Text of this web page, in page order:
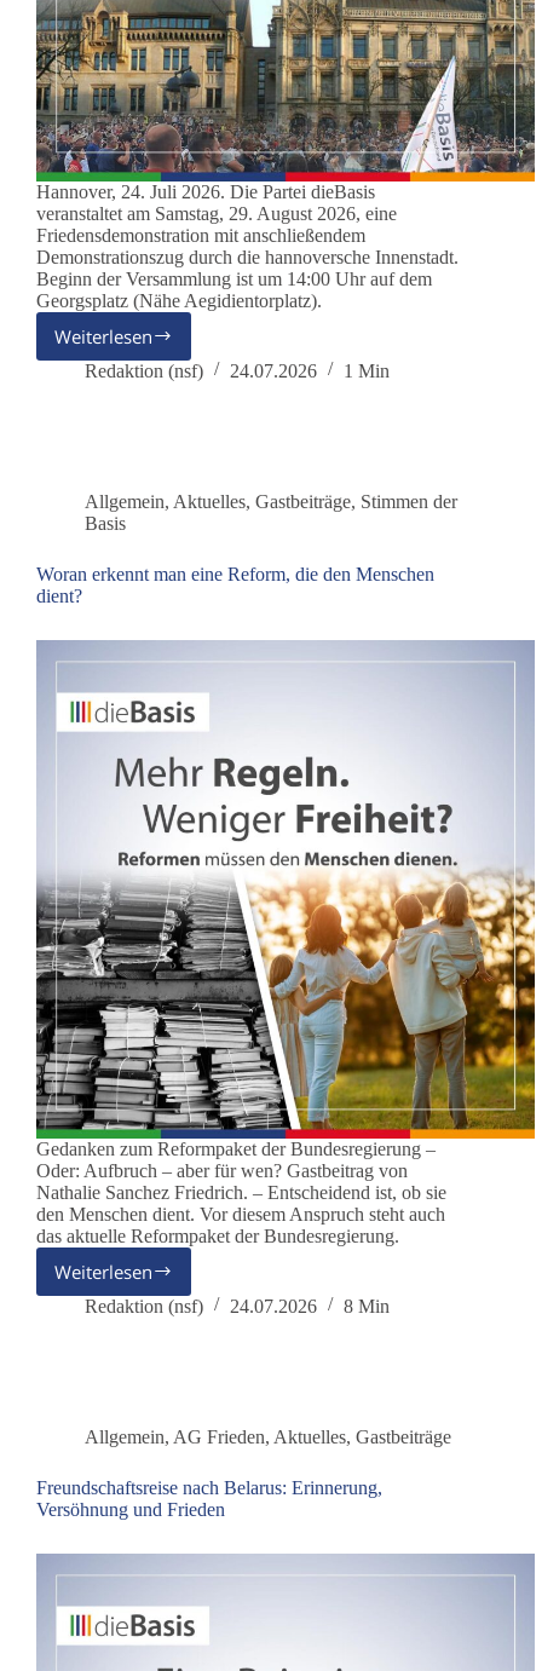
Hannover, 24. Juli 2026. Die Partei dieBasis
veranstaltet am Samstag, 29. August 2026, eine
Friedensdemonstration mit anschließendem
Demonstrationszug durch die hannoversche Innenstadt.
Beginn der Versammlung ist um 14:00 Uhr auf dem
Georgsplatz (Nähe Aegidientorplatz).
Weiterlesen
Partei
dieBasis
August
in
Redaktion (nsf) 24.07.2026 1 Min
Allgemein, Aktuelles, Gastbeiträge, Stimmen der
Basis
Woran erkennt man eine Reform, die den Menschen
dient?
Gedanken zum Reformpaket der Bundesregierung –
Oder: Aufbruch – aber für wen? Gastbeitrag von
Nathalie Sanchez Friedrich. – Entscheidend ist, ob sie
den Menschen dient. Vor diesem Anspruch steht auch
das aktuelle Reformpaket der Bundesregierung.
Weiterlesen
Woran
erkennt
den
Menschen
dient?
Redaktion (nsf) 24.07.2026 8 Min
Allgemein, AG Frieden, Aktuelles, Gastbeiträge
Freundschaftsreise nach Belarus: Erinnerung,
Versöhnung und Frieden